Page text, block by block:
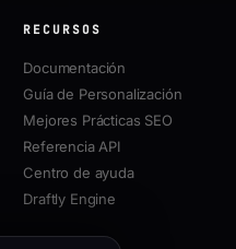
RECURSOS
Documentación
Guía de Personalización
Mejores Prácticas SEO
Referencia API
Centro de ayuda
Draftly Engine